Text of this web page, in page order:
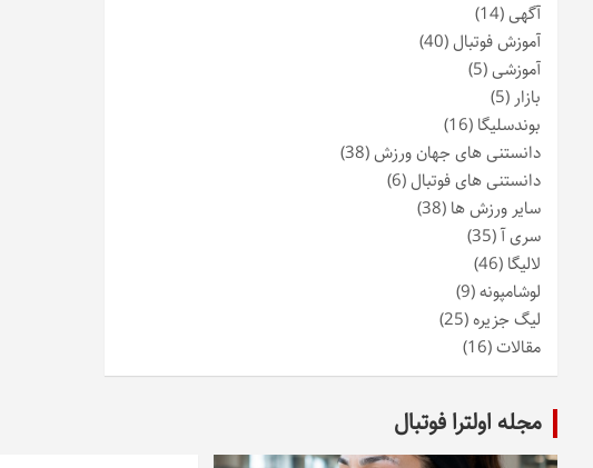
آگهی(14)
آموزش فوتبال(40)
آموزشی(5)
بازار (5)
بوندسلیگا (16)
دانستنی های جهان ورزش(38)
دانستنی های فوتبال(6)
سایر ورزش ها (38)
سری آ(35)
لالیگا (46)
لوشامپونه(9)
لیگ جزیره(25)
مقالات(16)
مجله اولترا فوتبال